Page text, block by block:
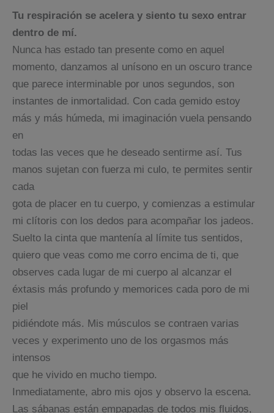
Tu respiración se acelera y siento tu sexo entrar
dentro de mí.
Nunca has estado tan presente como en aquel
momento, danzamos al unísono en un oscuro trance
que parece interminable por unos segundos, son
instantes de inmortalidad. Con cada gemido estoy
más y más húmeda, mi imaginación vuela pensando
en
todas las veces que he deseado sentirme así. Tus
manos sujetan con fuerza mi culo, te permites sentir
cada
gota de placer en tu cuerpo, y comienzas a estimular
mi clítoris con los dedos para acompañar los jadeos.
Suelto la cinta que mantenía al límite tus sentidos,
quiero que veas como me corro encima de ti, que
observes cada lugar de mi cuerpo al alcanzar el
éxtasis más profundo y memorices cada poro de mi
piel
pidiéndote más. Mis músculos se contraen varias
veces y experimento uno de los orgasmos más
intensos
que he vivido en mucho tiempo.
Inmediatamente, abro mis ojos y observo la escena.
Las sábanas están empapadas de todos mis fluidos,